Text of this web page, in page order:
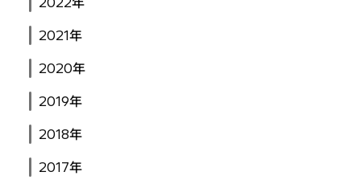
2021年
2020年
2019年
2018年
2017年